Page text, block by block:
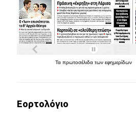
Τα πρωτοσέλιδα των εφημερίδων
Εορτολόγιο